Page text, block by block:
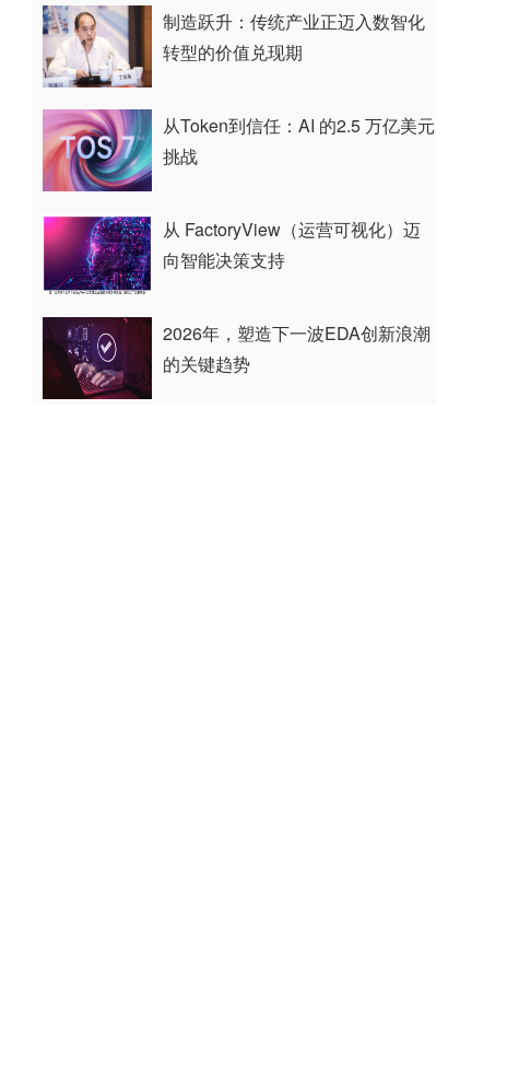
制造跃升：传统产业正迈入数智化
转型的价值兑现期
从Token到信任：AI 的2.5 万亿美元
挑战
从 FactoryView（运营可视化）迈
向智能决策支持
2026年，塑造下一波EDA创新浪潮
的关键趋势